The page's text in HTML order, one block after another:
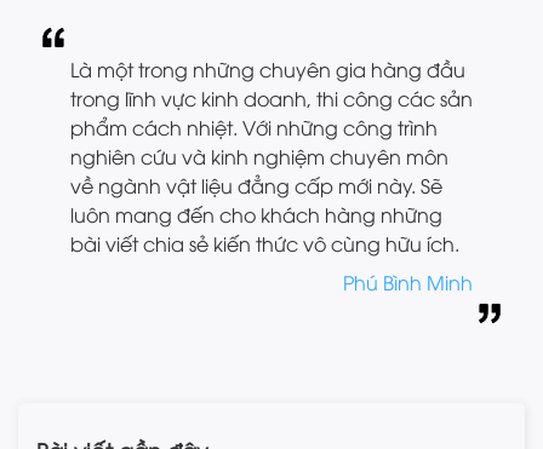
Là một trong những chuyên gia hàng đầu
trong lĩnh vực kinh doanh, thi công các sản
phẩm cách nhiệt. Với những công trình
nghiên cứu và kinh nghiệm chuyên môn
về ngành vật liệu đẳng cấp mới này. Sẽ
luôn mang đến cho khách hàng những
bài viết chia sẻ kiến thức vô cùng hữu ích.
Phú Bình Minh